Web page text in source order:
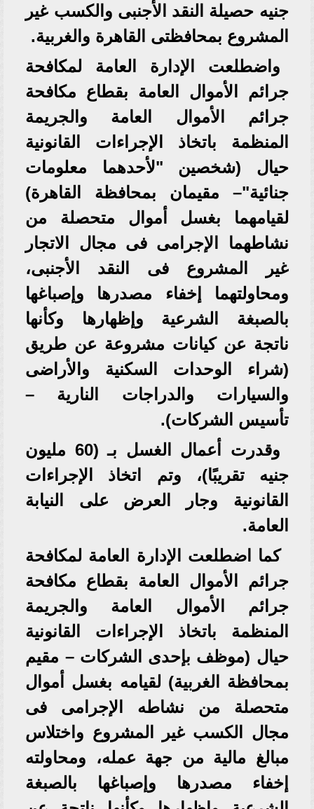
جنيه حصيلة النقد الأجنبى والكسب غير
المشروع بمحافظتى القاهرة والغربية.
واضطلعت الإدارة العامة لمكافحة
جرائم الأموال العامة بقطاع مكافحة
جرائم الأموال العامة والجريمة
المنظمة باتخاذ الإجراءات القانونية
حيال (شخصين "لأحدهما معلومات
جنائية"– مقيمان بمحافظة القاهرة)
لقيامهما بغسل أموال متحصلة من
نشاطهما الإجرامى فى مجال الاتجار
غير المشروع فى النقد الأجنبى،
ومحاولتهما إخفاء مصدرها وإصباغها
بالصبغة الشرعية وإظهارها وكأنها
ناتجة عن كيانات مشروعة عن طريق
(شراء الوحدات السكنية والأراضى
والسيارات والدراجات النارية –
تأسيس الشركات).
وقدرت أعمال الغسل بـ (60 مليون
جنيه تقريبًا)، وتم اتخاذ الإجراءات
القانونية وجار العرض على النيابة
العامة.
كما اضطلعت الإدارة العامة لمكافحة
جرائم الأموال العامة بقطاع مكافحة
جرائم الأموال العامة والجريمة
المنظمة باتخاذ الإجراءات القانونية
حيال (موظف بإحدى الشركات – مقيم
بمحافظة الغربية) لقيامه بغسل أموال
متحصلة من نشاطه الإجرامى فى
مجال الكسب غير المشروع واختلاس
مبالغ مالية من جهة عمله، ومحاولته
إخفاء مصدرها وإصباغها بالصبغة